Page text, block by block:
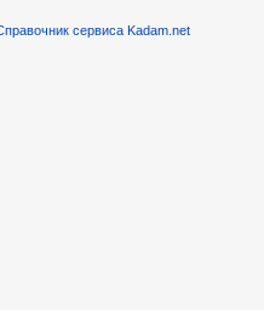
сервиса Kadam.net